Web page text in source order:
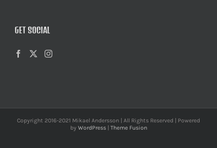
GET SOCIAL
Copyright 2016-2021 Mikael Andersson | All Rights Reserved | Powered
by WordPress| Theme Fusion